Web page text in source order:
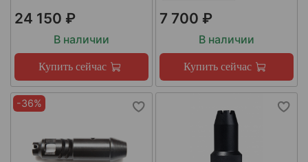
24 150 ₽
В наличии
Купить сейчас
7 700 ₽
В наличии
Купить сейчас
-36%